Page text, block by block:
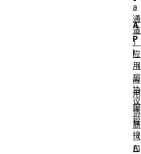
A
P
I
（
应
用
编
程
接
口
a
通
道
）
应
用
层
协
议
协
商
（
A